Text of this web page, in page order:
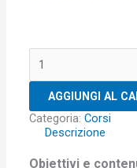
bordo
navigare
attraverso
AGGIUNGI AL
Categoria:Corsi
Descrizione
Obiettivi e